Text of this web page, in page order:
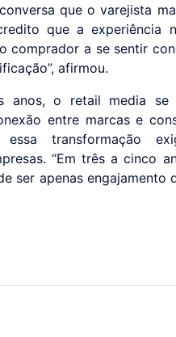
que o varejista
que a experiência
comprador a se sentir
afirmou.
anos, o retail media se
entre marcas e
transformação
“Em três a cinco
ser apenas engajamento